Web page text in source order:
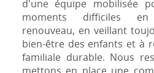
d'une équipe mobilisée
moments difficiles
renouveau, en veillant
bien-être des enfants et à
familiale durable. Nous